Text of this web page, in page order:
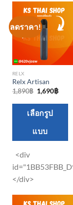
ลดราคา!
RELX
Relx Artisan
1,890฿ Original
price
was:
1,890฿.
1,690฿
is:
เลือกรูป
แบบ
<div
</div>